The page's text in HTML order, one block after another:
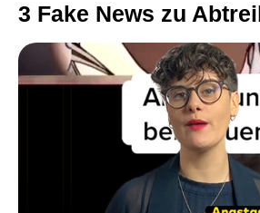
3 Fake News zu